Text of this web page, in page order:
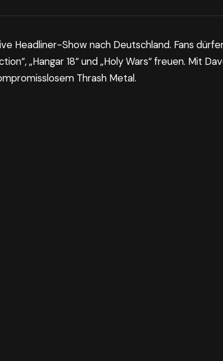
Headliner-Show nach Deutschland. Fans
„Hangar 18“ und „Holy Wars“ freuen. Mit
Thrash Metal.